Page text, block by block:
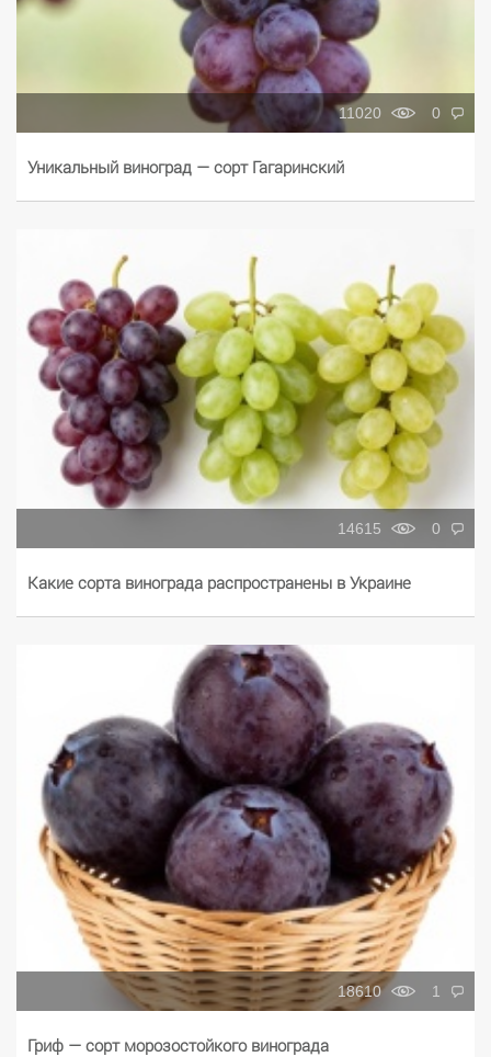
0
11020
Уникальный виноград — сорт Гагаринский
0
14615
Какие сорта винограда распространены в Украине
1
18610
Гриф — сорт морозостойкого винограда